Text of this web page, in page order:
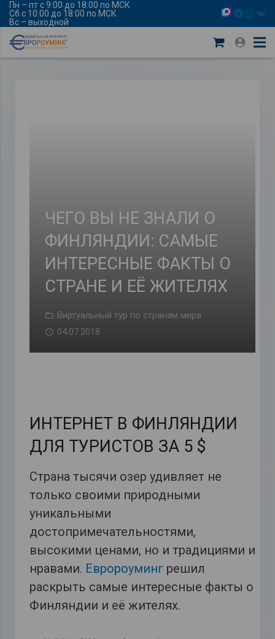
Пн – пт с 9:00 до 18:00 по МСК
Сб с 10:00 до 18:00 по МСК
Вс – выходной
ЧЕГО ВЫ НЕ ЗНАЛИ О
ФИНЛЯНДИИ: САМЫЕ
ИНТЕРЕСНЫЕ ФАКТЫ О
СТРАНЕ И ЕЁ ЖИТЕЛЯХ
Виртуальный тур по странам мира
04.07.2018
ИНТЕРНЕТ В ФИНЛЯНДИИ
ДЛЯ ТУРИСТОВ ЗА 5 $
Страна тысячи озер удивляет не
только своими природными
уникальными
достопримечательностями,
высокими ценами, но и традициями и
нравами. Евророумингрешил
раскрыть самые интересные факты о
Финляндии и её жителях.